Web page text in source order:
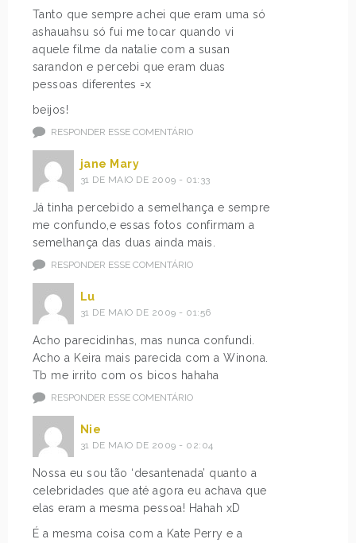
Tanto que sempre achei que eram uma só
ashauahsu só fui me tocar quando vi
aquele filme da natalie com a susan
sarandon e percebi que eram duas
pessoas diferentes =x
beijos!
RESPONDER ESSE COMENTÁRIO
jane Mary
31 DE MAIO DE 2009 - 01:33
Já tinha percebido a semelhança e sempre
me confundo,e essas fotos confirmam a
semelhança das duas ainda mais.
RESPONDER ESSE COMENTÁRIO
Lu
31 DE MAIO DE 2009 - 01:56
Acho parecidinhas, mas nunca confundi.
Acho a Keira mais parecida com a Winona.
Tb me irrito com os bicos hahaha
RESPONDER ESSE COMENTÁRIO
Nie
31 DE MAIO DE 2009 - 02:04
Nossa eu sou tão ‘desantenada’ quanto a
celebridades que até agora eu achava que
elas eram a mesma pessoa! Hahah xD
É a mesma coisa com a Kate Perry e a